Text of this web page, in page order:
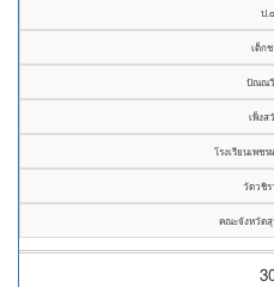
ป.
เด็ก
ปัณณ
เพ็งส
โรงเรียนเพชร
วัดวชิร
คณะจังหวัด